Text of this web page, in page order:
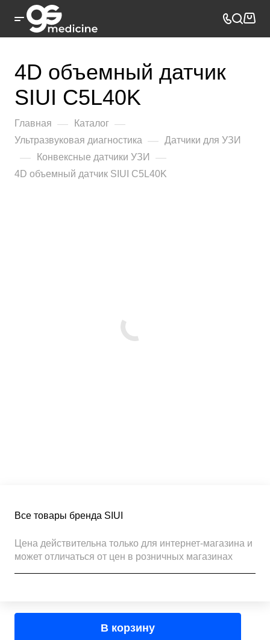
4D объемный датчик
SIUI C5L40K
Главная — Каталог —
Ультразвуковая диагностика — Датчики для УЗИ
— Конвексные датчики УЗИ —
4D объемный датчик SIUI C5L40K
Все товары бренда SIUI
Цена действительна только для интернет-магазина и
может отличаться от цен в розничных магазинах
В корзину